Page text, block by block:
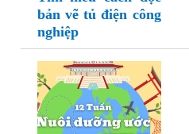
bản vẽ tủ điện công
nghiệp